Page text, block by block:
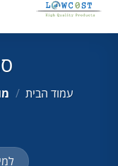
עמוד הבית /